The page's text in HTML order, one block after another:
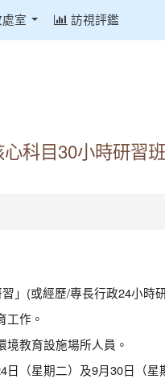
室 訪視評鑑
科目30小時研習
」(或經歷/專長行政24小時
工作。
教育設施場所人員。
（星期二）及9月30日（